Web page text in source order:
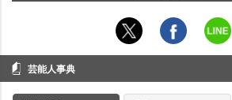
芸能人事典